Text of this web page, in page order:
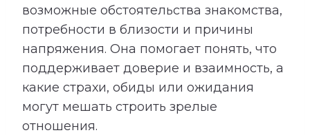
возможные обстоятельства знакомства,
потребности в близости и причины
напряжения. Она помогает понять, что
поддерживает доверие и взаимность, а
какие страхи, обиды или ожидания
могут мешать строить зрелые
отношения.